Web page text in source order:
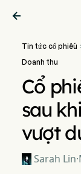

Tin tức cổ phiếu
Doanh thu
Cổ
sau
vượt
Sarah Lin·